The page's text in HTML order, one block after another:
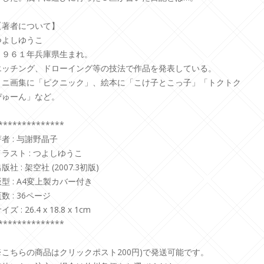
者について】
しゆうこ
６１年兵庫県生まれ。
チング、ドローイング等の技法で作品を発表している。
画集に「ピクニック」、絵本に「こけ子とこっ子」「トクトク
ーん」など。
: 与謝野晶子
スト : つよしゆうこ
社 : 架空社 (2007.3初版)
: A4変上製カバー付き
: 36ページ
ズ : 26.4 x 18.8 x 1cm
ちらの商品はクリックポスト200円)で発送可能です。